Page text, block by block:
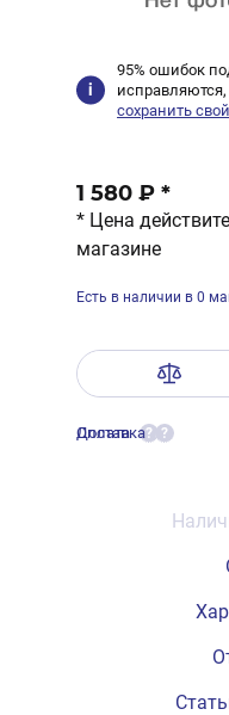
95% ошибок
сохранить
1 580 ₽ *
* Цена
магазине
Есть в наличии в 0
Оплата ?
Доставка ?